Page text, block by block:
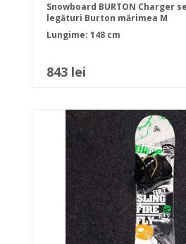
Snowboard BURTON Charger
legături Burton mărimea M
Lungime: 148 cm
843 lei